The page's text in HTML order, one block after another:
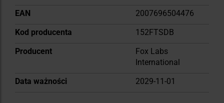
EAN
2007696504476
Kod producenta
152FTSDB
Producent
Fox Labs
International
Data ważności
2029-11-01